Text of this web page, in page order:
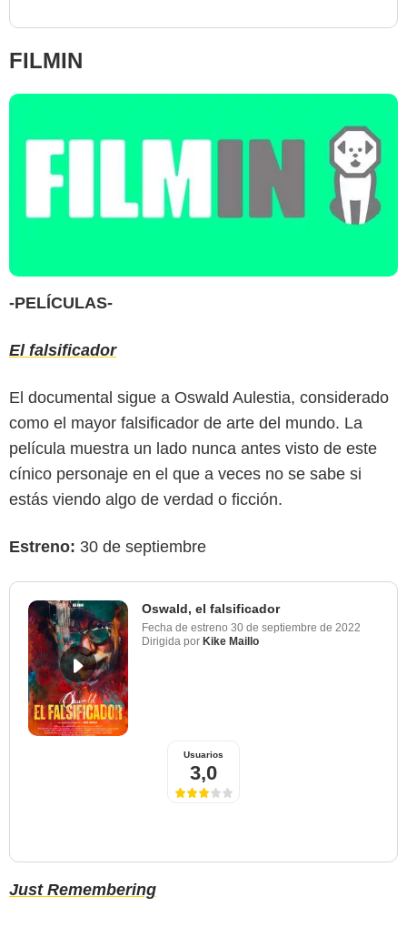
FILMIN
-PELÍCULAS-
El falsificador
El documental sigue a Oswald Aulestia, considerado
como el mayor falsificador de arte del mundo. La
película muestra un lado nunca antes visto de este
cínico personaje en el que a veces no se sabe si
estás viendo algo de verdad o ficción.
Estreno: 30 de septiembre
Oswald, el falsificador
Fecha de estreno 30 de septiembre de 2022
Dirigida por Kike Maillo
Usuarios
3,0
Just Remembering